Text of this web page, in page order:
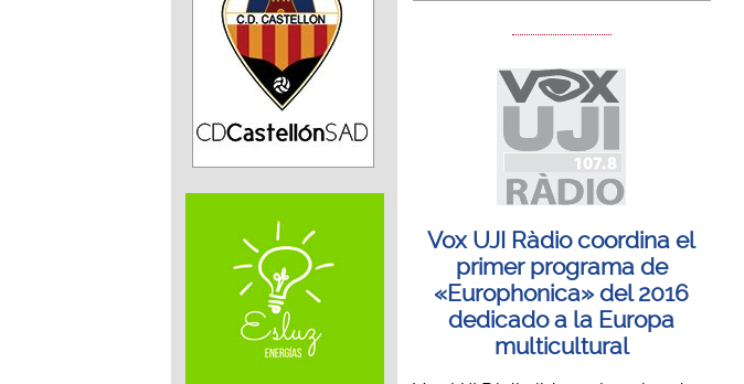
Vox UJI Ràdio coordina el
primer programa de
«Europhonica» del 2016
dedicado a la Europa
multicultural